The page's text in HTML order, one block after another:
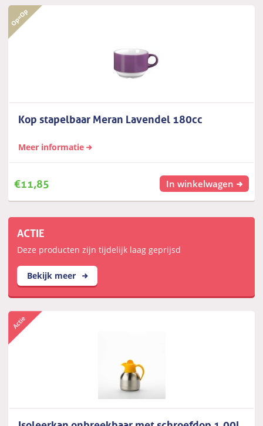
Kop stapelbaar Meran Lavendel 180cc
Meer informatie
€11,85 In winkelwagen
ACTIE
Deze producten zijn tijdelijk laag geprijsd
Bekijk meer